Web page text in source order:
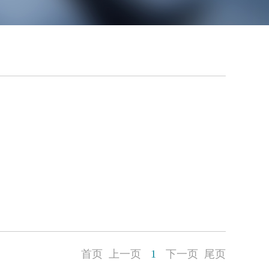
首页 上一页 1 下一页 尾页